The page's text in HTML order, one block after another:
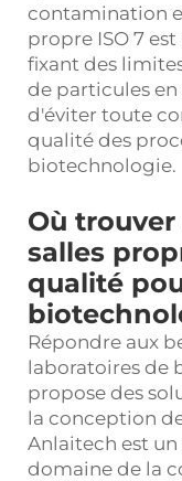
contamination
propre ISO 7
fixant des
de particules en
d'éviter toute
qualité des
biotechnologie.
Où
salles
qualité
Répondre aux
laboratoires de
propose des
la conception
Anlaitech est
domaine de la